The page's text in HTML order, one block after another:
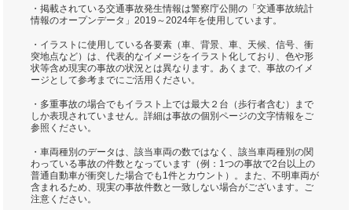
・掲載されている交通事故発生情報は警察庁公開の「交通事故統計
情報のオープンデータ」2019～2024年を使用しています。
・イラストに使用している各要素（車、背景、車、天候、信号、衝
突地点など）は、代表的なイメージをイラスト化しており、色や形
状等含め現実の事故の状況とは異なります。あくまで、事故のイメ
ージとして参考までにご活用ください。
・多重事故の場合でもイラスト上では最大２台（歩行者含む）まで
しか表現されていません。詳細は事故の個別ページの文字情報をご
参照ください。
・車両種別のデータは、該当車両の数ではなく、該当車両種別の関
わっている事故の件数となっています（例：1つの事故で2台以上の
普通自動車が衝突した場合でも1件とカウント）。また、不明車両が
含まれるため、現実の事故件数と一致しない場合がございます。ご
注意ください。